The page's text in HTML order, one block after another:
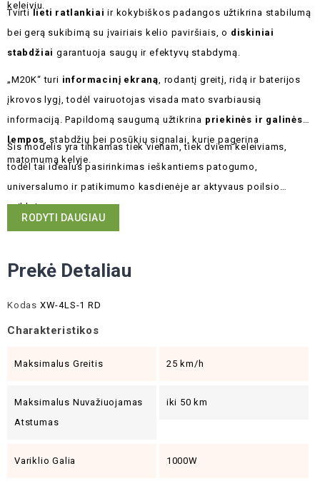
keleiviu.
Tvirti lieti ratlankiai ir kokybiškos padangos užtikrina stabilumą
bei gerą sukibimą su įvairiais kelio paviršiais, o diskiniai
stabdžiai garantuoja saugų ir efektyvų stabdymą.
„M20K“ turi informacinį ekraną , rodantį greitį, ridą ir baterijos
įkrovos lygį, todėl vairuotojas visada mato svarbiausią
informaciją. Papildomą saugumą užtikrina priekinės ir galinės
lempos , stabdžių bei posūkių signalai, kurie pagerina
matomumą kelyje.
Šis modelis yra tinkamas tiek vienam, tiek dviem keleiviams,
todėl tai idealus pasirinkimas ieškantiems patogumo,
universalumo ir patikimumo kasdienėje ar aktyvaus poilsio
veikloje.
RODYTI DAUGIAU
Prekė Detaliau
Kodas XW-4LS-1 RD
Charakteristikos
Maksimalus Greitis 25 km/h
Maksimalus Nuvažiuojamas
Atstumas
iki 50 km
Variklio Galia 1000W